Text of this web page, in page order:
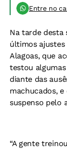
Entre no
Na tarde desta
últimos ajustes
Alagoas, que
testou
diante das
machucados,
suspenso pelo
“A gente